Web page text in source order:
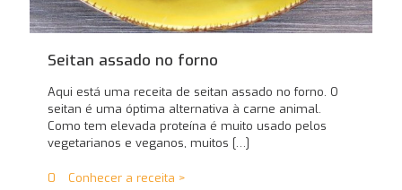
Seitan assado no forno
Aqui está uma receita de seitan assado no forno. O
seitan é uma óptima alternativa à carne animal.
Como tem elevada proteína é muito usado pelos
vegetarianos e veganos, muitos […]
0 Conhecer a receita >